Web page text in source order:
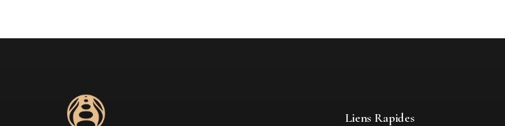
Liens Rapides